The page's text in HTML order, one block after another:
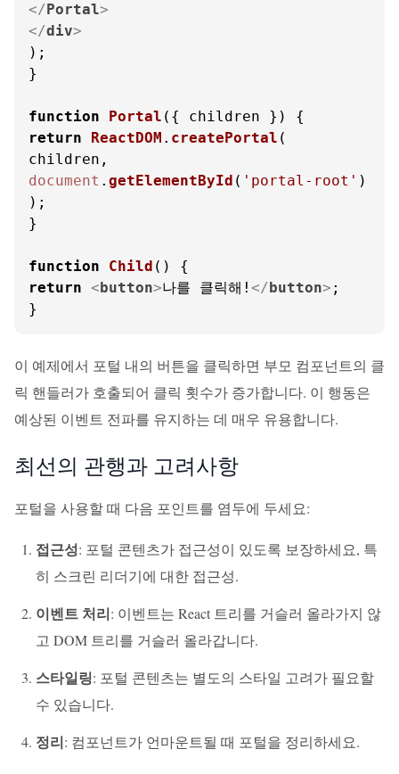
</Portal>
</div>
);
}
function Portal ( { children }
return
ReactDOM . createPortal (
document . getElementById ( 'portal-root' )
);
}
function Child (
return <button>나를 클릭해! </button> ;
}
이 예제에서 포털 내의 버튼을 클릭하면 부모 컴포넌트의 클
릭 핸들러가 호출되어 클릭 횟수가 증가합니다. 이 행동은
예상된 이벤트 전파를 유지하는 데 매우 유용합니다.
최선의 관행과 고려사항
포털을 사용할 때 다음 포인트를 염두에 두세요:
접근성: 포털 콘텐츠가 접근성이 있도록 보장하세요, 특
히 스크린 리더기에 대한 접근성.
이벤트 처리: 이벤트는 React 트리를 거슬러 올라가지 않
고 DOM 트리를 거슬러 올라갑니다.
스타일링: 포털 콘텐츠는 별도의 스타일 고려가 필요할
수 있습니다.
정리: 컴포넌트가 언마운트될 때 포털을 정리하세요.